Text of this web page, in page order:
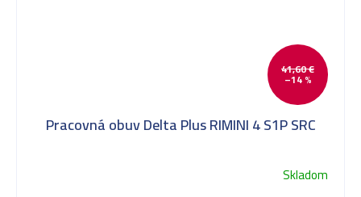
41,60 €
–14 %
Pracovná obuv Delta Plus RIMINI 4 S1P SRC
Skladom